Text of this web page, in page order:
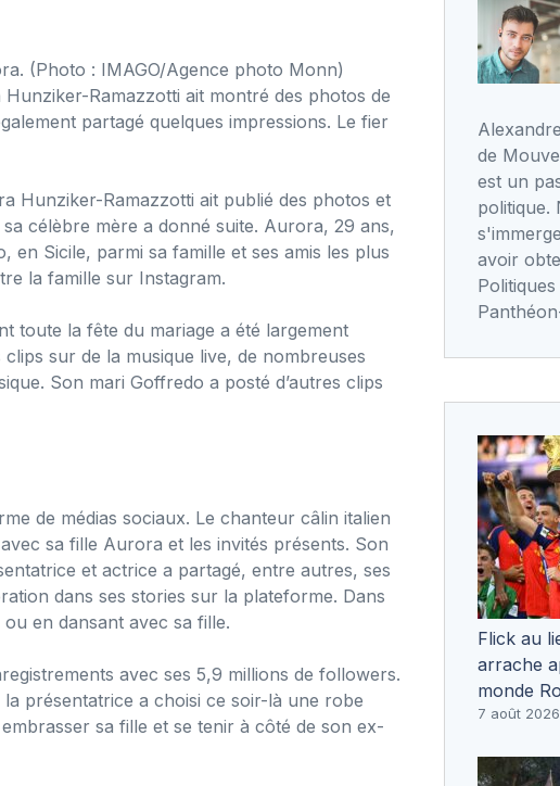
(Photo : IMAGO/Agence photo Monn)
Ramazzotti ait montré des photos de
partagé quelques impressions. Le fier
Hunziker-Ramazzotti ait publié des photos et
célèbre mère a donné suite. Aurora, 29 ans,
Sicile, parmi sa famille et ses amis les plus
la famille sur Instagram.
toute la fête du mariage a été largement
sur de la musique live, de nombreuses
Son mari Goffredo a posté d’autres clips
de médias sociaux. Le chanteur câlin italien
sa fille Aurora et les invités présents. Son
et actrice a partagé, entre autres, ses
dans ses stories sur la plateforme. Dans
en dansant avec sa fille.
avec ses 5,9 millions de followers.
présentatrice a choisi ce soir-là une robe
sa fille et se tenir à côté de son ex-
de
est un
politique.
avoir
Flick au
arrache
monde
7 août 2026